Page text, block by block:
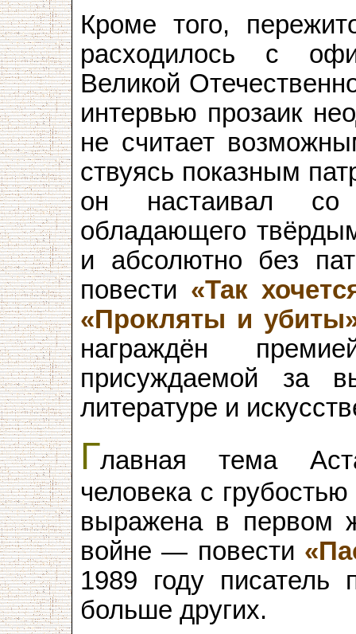
Кроме того,
расходилось с
Великой
интервью прозаик
не считает
ствуясь показным
он настаивал со
обладающего
и абсолютно без
повести «Так
«Прокляты и
награждён
присуждаемой за
литературе и
Главная тема
человека с
выражена в первом
войне — повести
1989 году писатель
больше других.